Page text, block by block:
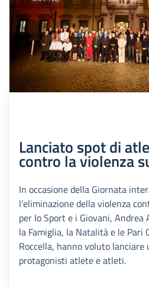
Lanciato spot di
contro la violenza
In occasione della Giornata
l’eliminazione della violenza
per lo Sport e i Giovani,
la Famiglia, la Natalità e le Pari
Roccella, hanno voluto lanciare
protagonisti atlete e atleti.